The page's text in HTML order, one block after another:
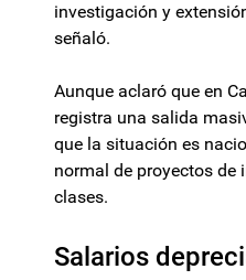
investigación y
señaló.
Aunque aclaró que en
registra una salida
que la situación es
normal de proyectos de
clases.
Salarios